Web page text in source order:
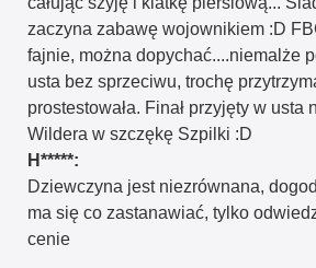
zaczyna zabawę wojownikiem :D
fajnie, można dopychać....niemalże
usta bez sprzeciwu, trochę
prostestowała. Finał przyjęty w usta
Wildera w szczękę Szpilki :D
H*****:
Dziewczyna jest niezrównana,
ma się co zastanawiać, tylko
cenie